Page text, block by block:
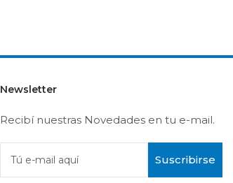
Newsletter
Recibí nuestras Novedades en tu e-mail.
Tú e-mail aquí Suscribirse